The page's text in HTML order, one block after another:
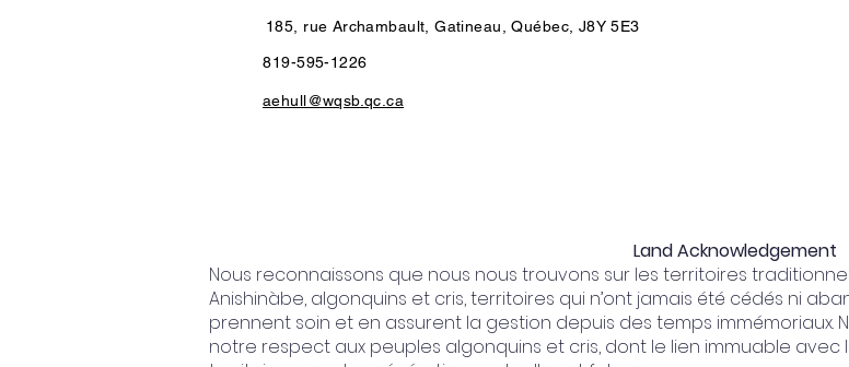
185, rue Archambault, Gatineau, Québec, J8Y 5E3
819-595-1226
aehull@wqsb.qc.ca
Land Acknowledgement
Nous reconnaissons que nous nous trouvons sur les territoires
Anishinàbe, algonquins et cris, territoires qui n’ont jamais été cédés ni
prennent soin et en assurent la gestion depuis des temps
notre respect aux peuples algonquins et cris, dont le lien immuable